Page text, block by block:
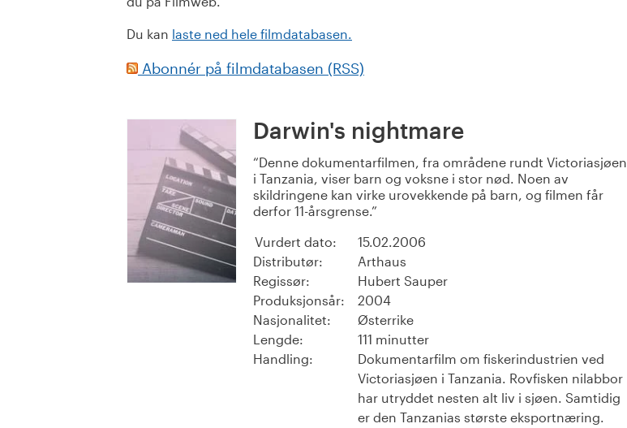
Du kan laste ned hele filmdatabasen.
Abonnér på filmdatabasen (RSS)
Darwin's nightmare
Denne dokumentarfilmen, fra områdene rundt Victoriasjøen
i Tanzania, viser barn og voksne i stor nød. Noen av
skildringene kan virke urovekkende på barn, og filmen får
derfor 11-årsgrense.
Vurdert dato:
15.02.2006
Distributør:
Arthaus
Regissør:
Hubert Sauper
Produksjonsår:
2004
Nasjonalitet:
Østerrike
Lengde:
111 minutter
Handling:
Dokumentarfilm om fiskerindustrien ved
Victoriasjøen i Tanzania. Rovfisken nilabbor
har utryddet nesten alt liv i sjøen. Samtidig
er den Tanzanias største eksportnæring.